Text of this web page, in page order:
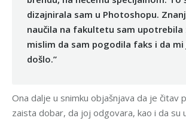
dizajnirala sam u Photoshopu.
naučila na fakultetu sam upotrebila
mislim da sam pogodila faks i da
došlo.”
Ona dalje u snimku objašnjava da je čitav
zaista dobar, da joj odgovara, kao i da su